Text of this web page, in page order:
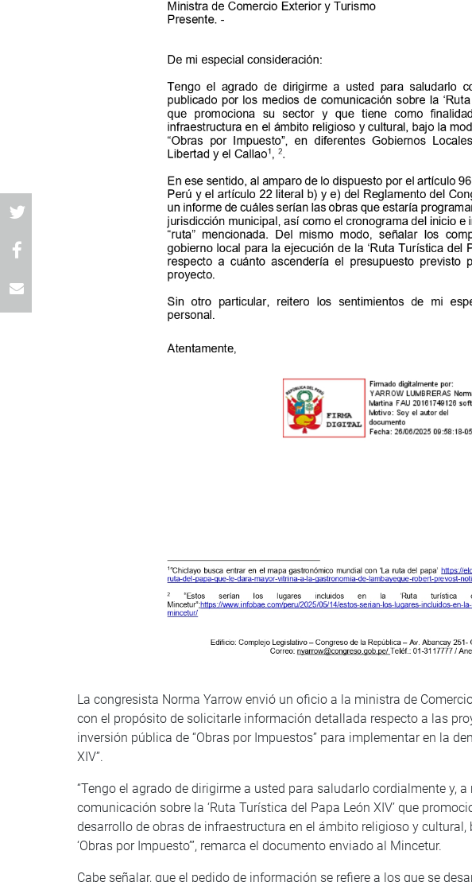
La congresista Norma Yarrow envió un oficio a la ministra de
con el propósito de solicitarle información detallada respecto a las
inversión pública de “Obras por Impuestos” para implementar en la
XIV”.
“Tengo el agrado de dirigirme a usted para saludarlo cordialmente y,
comunicación sobre la ‘Ruta Turística del Papa León XIV’ que
desarrollo de obras de infraestructura en el ámbito religioso y
‘Obras por Impuesto’”, remarca el documento enviado al Mincetur.
Cabe señalar, que el pedido de información se refiere a los que se